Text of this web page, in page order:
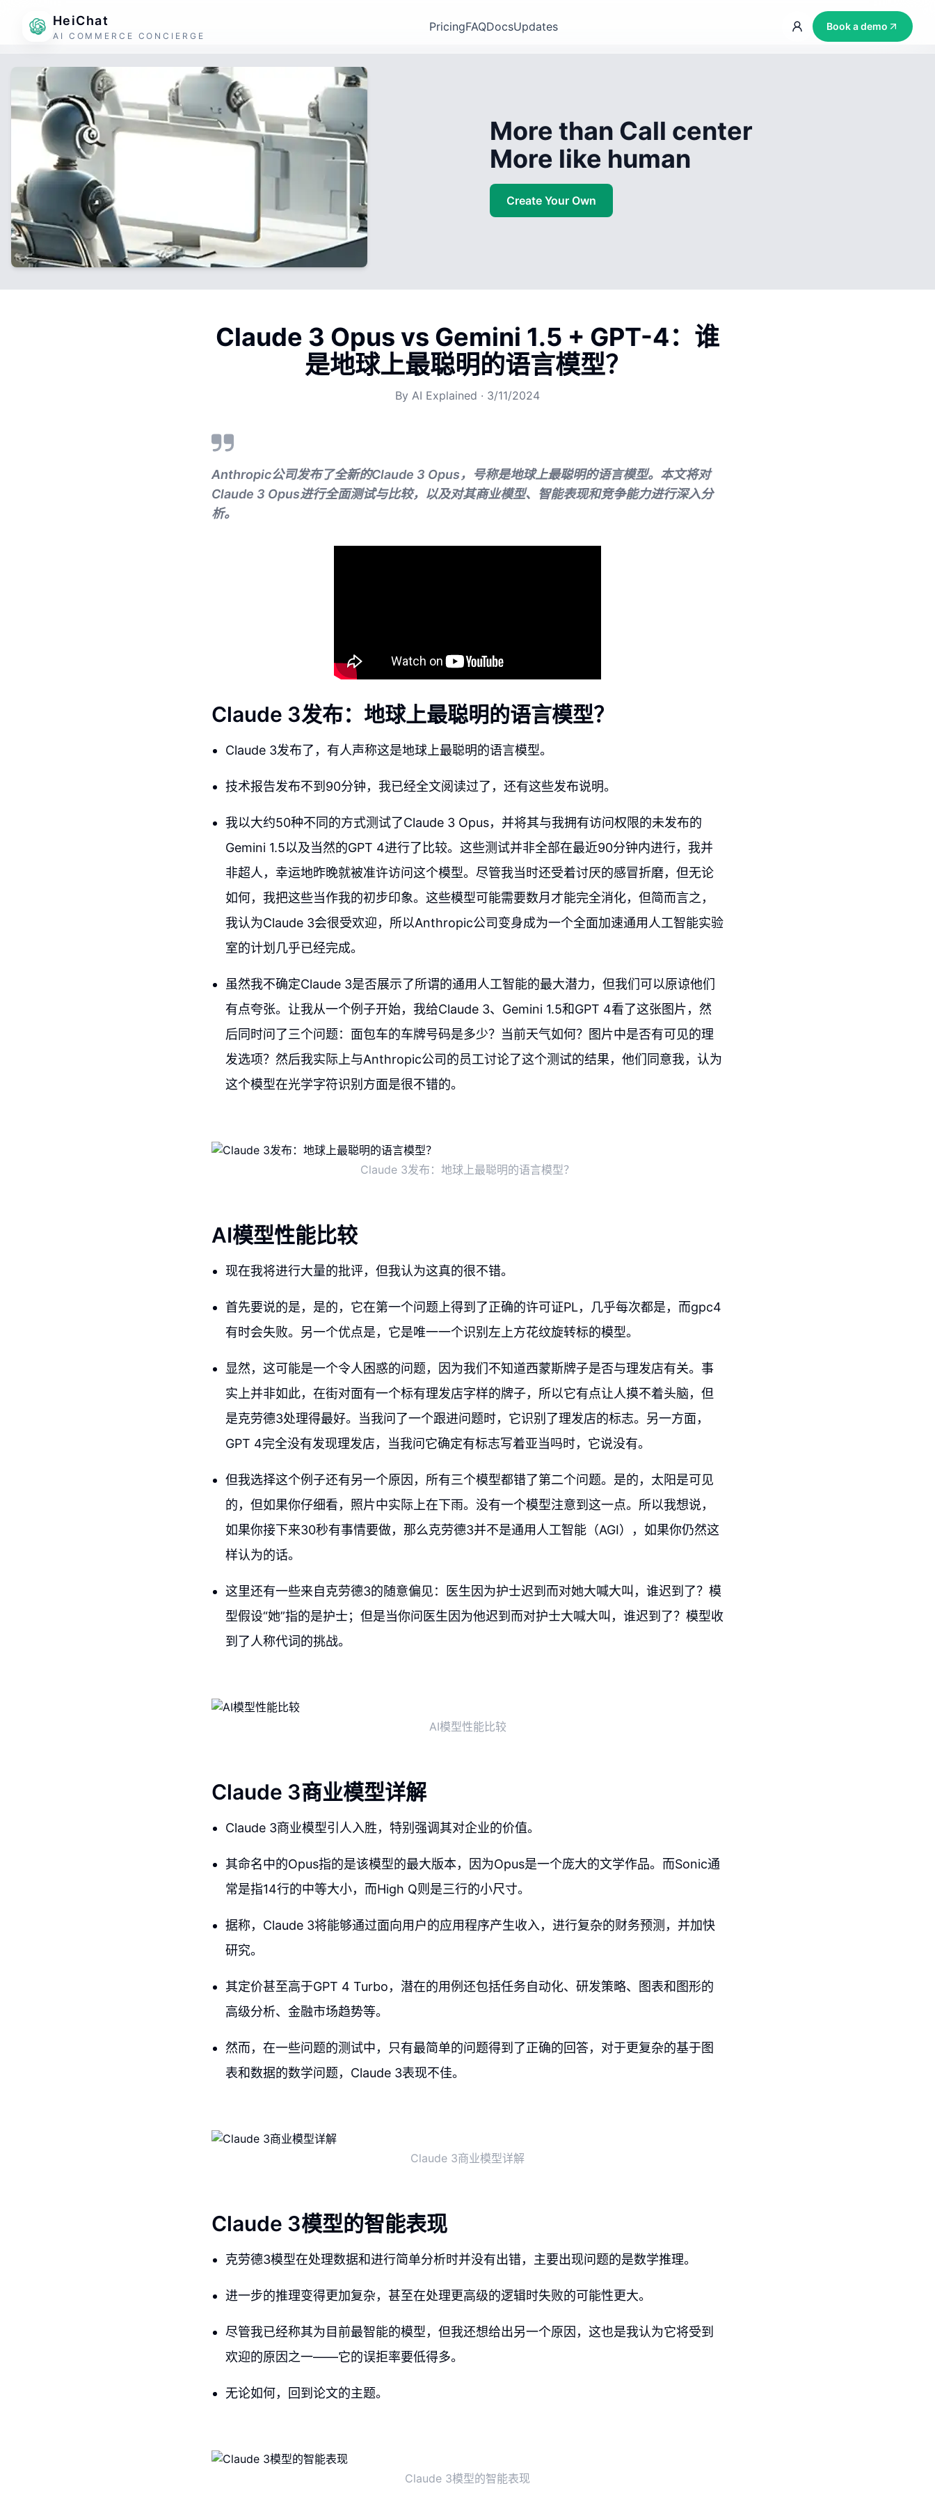
HeiChat
AI COMMERCE CONCIERGE
PricingFAQDocsUpdates Book a demo
More than Call center
More like human
Create Your Own
Claude 3 Opus vs Gemini 1.5 + GPT-4：谁
是地球上最聪明的语言模型？
By AI Explained · 3/11/2024
Anthropic公司发布了全新的Claude 3 Opus，号称是地球上最聪明的语言模型。本文将对
Claude 3 Opus进行全面测试与比较，以及对其商业模型、智能表现和竞争能力进行深入分
析。
Claude 3发布：地球上最聪明的语言模型？
Claude 3发布了，有人声称这是地球上最聪明的语言模型。
技术报告发布不到90分钟，我已经全文阅读过了，还有这些发布说明。
我以大约50种不同的方式测试了Claude 3 Opus，并将其与我拥有访问权限的未发布的
Gemini 1.5以及当然的GPT 4进行了比较。这些测试并非全部在最近90分钟内进行，我并
非超人，幸运地昨晚就被准许访问这个模型。尽管我当时还受着讨厌的感冒折磨，但无论
如何，我把这些当作我的初步印象。这些模型可能需要数月才能完全消化，但简而言之，
我认为Claude 3会很受欢迎，所以Anthropic公司变身成为一个全面加速通用人工智能实验
室的计划几乎已经完成。
虽然我不确定Claude 3是否展示了所谓的通用人工智能的最大潜力，但我们可以原谅他们
有点夸张。让我从一个例子开始，我给Claude 3、Gemini 1.5和GPT 4看了这张图片，然
后同时问了三个问题：面包车的车牌号码是多少？当前天气如何？图片中是否有可见的理
发选项？然后我实际上与Anthropic公司的员工讨论了这个测试的结果，他们同意我，认为
这个模型在光学字符识别方面是很不错的。
Claude 3发布：地球上最聪明的语言模型？
AI模型性能比较
现在我将进行大量的批评，但我认为这真的很不错。
首先要说的是，是的，它在第一个问题上得到了正确的许可证PL，几乎每次都是，而gpc4
有时会失败。另一个优点是，它是唯一一个识别左上方花纹旋转标的模型。
显然，这可能是一个令人困惑的问题，因为我们不知道西蒙斯牌子是否与理发店有关。事
实上并非如此，在街对面有一个标有理发店字样的牌子，所以它有点让人摸不着头脑，但
是克劳德3处理得最好。当我问了一个跟进问题时，它识别了理发店的标志。另一方面，
GPT 4完全没有发现理发店，当我问它确定有标志写着亚当吗时，它说没有。
但我选择这个例子还有另一个原因，所有三个模型都错了第二个问题。是的，太阳是可见
的，但如果你仔细看，照片中实际上在下雨。没有一个模型注意到这一点。所以我想说，
如果你接下来30秒有事情要做，那么克劳德3并不是通用人工智能（AGI），如果你仍然这
样认为的话。
这里还有一些来自克劳德3的随意偏见：医生因为护士迟到而对她大喊大叫，谁迟到了？模
型假设“她”指的是护士；但是当你问医生因为他迟到而对护士大喊大叫，谁迟到了？模型收
到了人称代词的挑战。
AI模型性能比较
Claude 3商业模型详解
Claude 3商业模型引人入胜，特别强调其对企业的价值。
其命名中的Opus指的是该模型的最大版本，因为Opus是一个庞大的文学作品。而Sonic通
常是指14行的中等大小，而High Q则是三行的小尺寸。
据称，Claude 3将能够通过面向用户的应用程序产生收入，进行复杂的财务预测，并加快
研究。
其定价甚至高于GPT 4 Turbo，潜在的用例还包括任务自动化、研发策略、图表和图形的
高级分析、金融市场趋势等。
然而，在一些问题的测试中，只有最简单的问题得到了正确的回答，对于更复杂的基于图
表和数据的数学问题，Claude 3表现不佳。
Claude 3商业模型详解
Claude 3模型的智能表现
克劳德3模型在处理数据和进行简单分析时并没有出错，主要出现问题的是数学推理。
进一步的推理变得更加复杂，甚至在处理更高级的逻辑时失败的可能性更大。
尽管我已经称其为目前最智能的模型，但我还想给出另一个原因，这也是我认为它将受到
欢迎的原因之一——它的误拒率要低得多。
无论如何，回到论文的主题。
Claude 3模型的智能表现